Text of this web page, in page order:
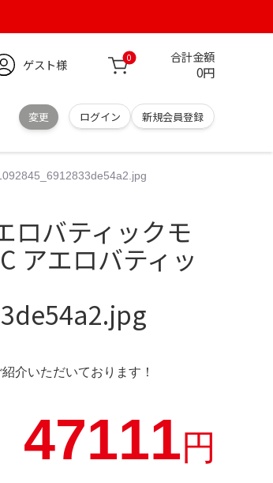
ゲスト様 0 合計金額
0円
変更 ログイン 新規会員登録
ロバティックモ
アエロバティッ
介いただいております！
47111円